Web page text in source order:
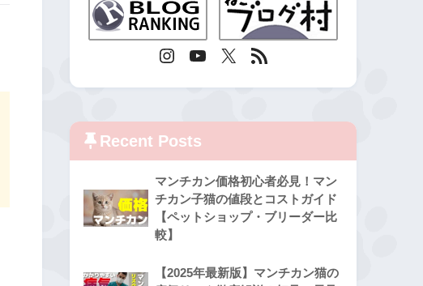
Recent Posts
マンチカン価格初心者必見！マン
チカン子猫の値段とコストガイド
【ペットショップ・ブリーダー比
較】
【2025年最新版】マンチカン猫の